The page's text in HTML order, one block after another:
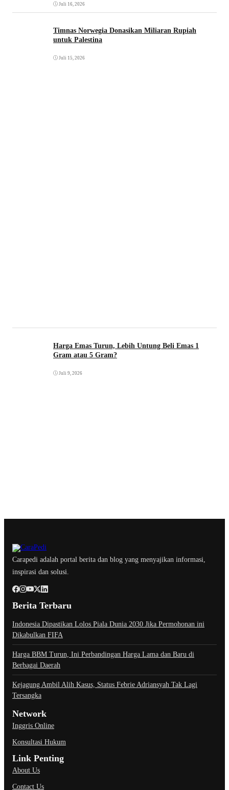
Juli 16, 2026
Timnas Norwegia Donasikan Miliaran Rupiah
untuk Palestina
Juli 15, 2026
Harga Emas Turun, Lebih Untung Beli Emas 1
Gram atau 5 Gram?
Juli 9, 2026
Carapedi adalah portal berita dan blog yang menyajikan informasi,
inspirasi dan solusi.
Berita Terbaru
Indonesia Dipastikan Lolos Piala Dunia 2030 Jika Permohonan ini
Dikabulkan FIFA
Harga BBM Turun, Ini Perbandingan Harga Lama dan Baru di
Berbagai Daerah
Kejagung Ambil Alih Kasus, Status Febrie Adriansyah Tak Lagi
Tersangka
Network
Inggris Online
Konsultasi Hukum
Link Penting
About Us
Contact Us